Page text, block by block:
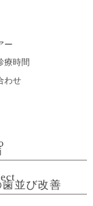
並び改善